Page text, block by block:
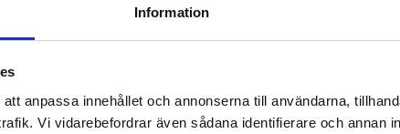
Information
anpassa innehållet och annonserna till användarna,
Vi vidarebefordrar även sådana identifierare och annan